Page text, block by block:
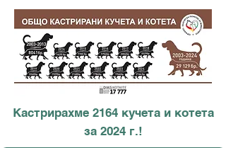
Кастрирахме 2164 кучета и котета
за 2024 г.!